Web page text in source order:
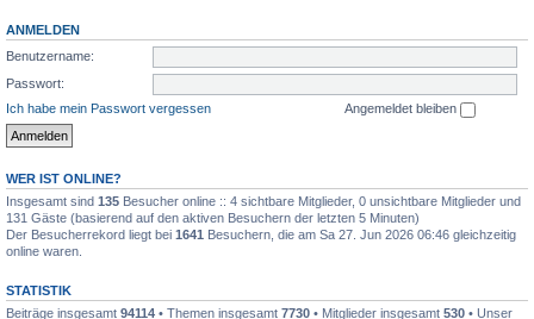
ANMELDEN
Benutzername:
Passwort:
Ich habe mein Passwort vergessen
Angemeldet bleiben
WER IST ONLINE?
Insgesamt sind 135 Besucher online :: 4 sichtbare Mitglieder, 0 unsichtbare Mitglieder und
131 Gäste (basierend auf den aktiven Besuchern der letzten 5 Minuten)
Der Besucherrekord liegt bei 1641 Besuchern, die am Sa 27. Jun 2026 06:46 gleichzeitig
online waren.
STATISTIK
Beiträge insgesamt 94114 • Themen insgesamt 7730 • Mitglieder insgesamt 530 • Unser